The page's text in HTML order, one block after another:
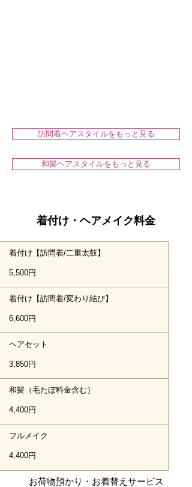
訪問着ヘアスタイルをもっと見る
和髪ヘアスタイルをもっと見る
着付け・ヘアメイク料金
着付け【訪問着/二重太鼓】
5,500円
着付け【訪問着/変わり結び】
6,600円
ヘアセット
3,850円
和髪（毛たぼ料金含む）
4,400円
フルメイク
4,400円
​お荷物預かり・お着替えサービス